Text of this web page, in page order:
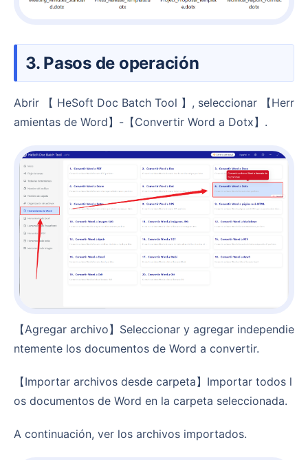
3. Pasos de operación
Abrir 【 HeSoft Doc Batch Tool 】, seleccionar 【Herr
amientas de Word】-【Convertir Word a Dotx】.
【Agregar archivo】Seleccionar y agregar independie
ntemente los documentos de Word a convertir.
【Importar archivos desde carpeta】Importar todos l
os documentos de Word en la carpeta seleccionada.
A continuación, ver los archivos importados.